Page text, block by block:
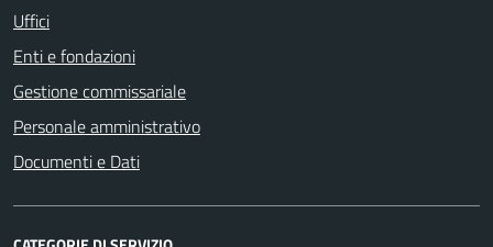
Uffici
Enti e fondazioni
Gestione commissariale
Personale amministrativo
Documenti e Dati